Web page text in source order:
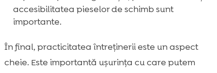
accesibilitatea pieselor de schimb sunt
importante.
În final, practicitatea întreținerii este un aspect
cheie. Este importantă ușurința cu care putem